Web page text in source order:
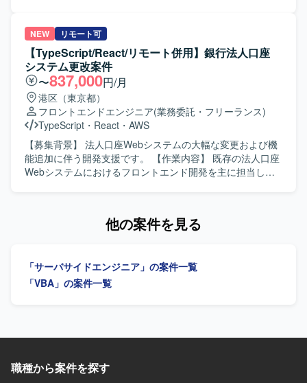
メントと技術の双方でスキルアップが可能です。メンバー
ポジションの方もPower Queryによるデータ加工からダッ
シュボード構築まで一連の流れを経験していただけます。
【開発環境】 Power BI Desktop、Power Query、
Snowflake、Excel、SQLなどを利用してダッシュボードを
構築いたします。
人物像】 能動的に業務を推進し、関係部署や現場と円滑に
連携できる方を求めています。 【ポジションの魅力】 販売
物流・生産管理領域のシステム保守開発に幅広く携わるこ
とができます。 【開発環境】 Excel VBA、
Oracle（PL/SQL）を使用します。
NEW リモート可
【TypeScript/React/リモート併用】銀行法人口座
システム更改案件
〜837,000円/月
港区（東京都）
フロントエンドエンジニア(業務委託・フリーランス)
TypeScript ・ React ・ AWS
【募集背景】 法人口座Webシステムの大幅な変更および機
能追加に伴う開発支援です。 【作業内容】 既存の法人口座
Webシステムにおけるフロントエンド開発を主に担当して
携しながら、主体的に開発を推進できる方を求めていま
【開発環境】 TypeScript、React、Next.js、Java、Spring
Boot、AWSを使用します。
他の案件を見る
「サーバサイドエンジニア」の案件一覧
「VBA」の案件一覧
職種から案件を探す